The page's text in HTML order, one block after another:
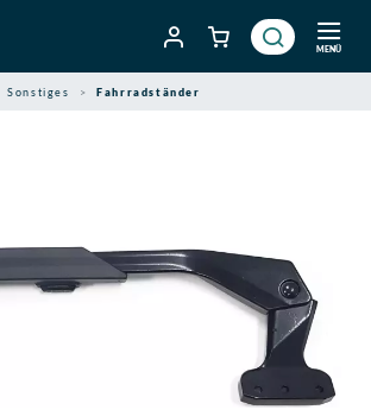
MENÜ
Sonstiges Fahrradständer